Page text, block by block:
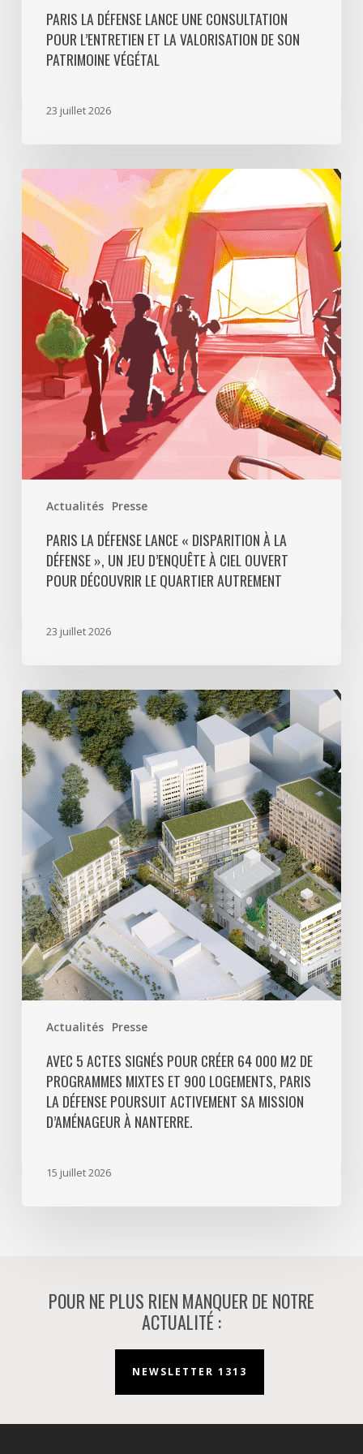
PARIS LA DÉFENSE LANCE UNE CONSULTATION
POUR L’ENTRETIEN ET LA VALORISATION DE SON
PATRIMOINE VÉGÉTAL
23 juillet 2026
Actualités Presse
Paris
La
Défense
lance
«
Disparition
Défense
un
jeu
d’enquête
à
ciel
découvrir
quartier
PARIS LA DÉFENSE LANCE « DISPARITION À LA
DÉFENSE », UN JEU D’ENQUÊTE À CIEL OUVERT
POUR DÉCOUVRIR LE QUARTIER AUTREMENT
23 juillet 2026
Actualités Presse
Avec
5
actes
signés
pour
créer
000
m2
de
programmes
mixtes
et
900
logements,
Défense
poursuit
activement
AVEC 5 ACTES SIGNÉS POUR CRÉER 64 000 M2 DE
PROGRAMMES MIXTES ET 900 LOGEMENTS, PARIS
LA DÉFENSE POURSUIT ACTIVEMENT SA MISSION
D’AMÉNAGEUR À NANTERRE.
15 juillet 2026
POUR NE PLUS RIEN MANQUER DE NOTRE
ACTUALITÉ :
NEWSLETTER 1313